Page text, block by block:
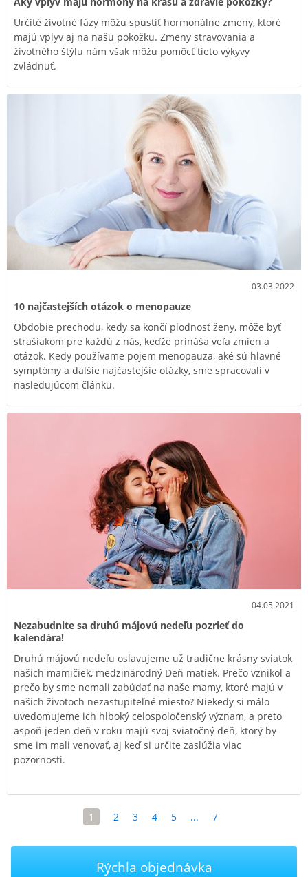
Určité životné fázy môžu spustiť hormonálne zmeny, ktoré
majú vplyv aj na našu pokožku. Zmeny stravovania a
životného štýlu nám však môžu pomôcť tieto výkyvy
zvládnuť.
03.03.2022
10 najčastejších otázok o menopauze
Obdobie prechodu, kedy sa končí plodnosť ženy, môže byť
strašiakom pre každú z nás, keďže prináša veľa zmien a
otázok. Kedy používame pojem menopauza, aké sú hlavné
symptómy a ďalšie najčastejšie otázky, sme spracovali v
nasledujúcom článku.
04.05.2021
Nezabudnite sa druhú májovú nedeľu pozrieť do
kalendára!
Druhú májovú nedeľu oslavujeme už tradične krásny sviatok
našich mamičiek, medzinárodný Deň matiek. Prečo vznikol a
prečo by sme nemali zabúdať na naše mamy, ktoré majú v
našich životoch nezastupiteľné miesto? Niekedy si málo
uvedomujeme ich hlboký celospoločenský význam, a preto
aspoň jeden deň v roku majú svoj sviatočný deň, ktorý by
sme im mali venovať, aj keď si určite zaslúžia viac
pozornosti.
1 2 3 4 5 ... 7
Rýchla objednávka